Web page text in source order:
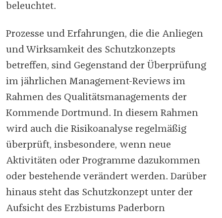
beleuchtet.
Prozesse und Erfahrungen, die die Anliegen
und Wirksamkeit des Schutzkonzepts
betreffen, sind Gegenstand der Überprüfung
im jährlichen Management-Reviews im
Rahmen des Qualitätsmanagements der
Kommende Dortmund. In diesem Rahmen
wird auch die Risikoanalyse regelmäßig
überprüft, insbesondere, wenn neue
Aktivitäten oder Programme dazukommen
oder bestehende verändert werden. Darüber
hinaus steht das Schutzkonzept unter der
Aufsicht des Erzbistums Paderborn